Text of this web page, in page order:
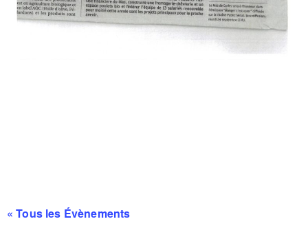
« Tous les Évènements